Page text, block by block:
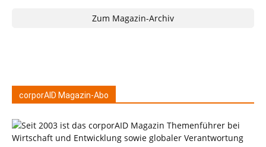
Zum Magazin-Archiv
corporAID Magazin-Abo